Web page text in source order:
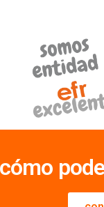
cómo